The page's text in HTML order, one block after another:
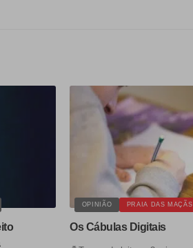
OPINIÃO PRAIA DAS MAÇÃS
Os Cábulas Digitais